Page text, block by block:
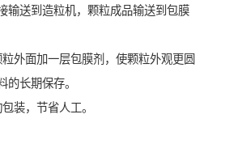
输送到造粒机，颗粒成品输送到包膜
外面加一层包膜剂，使颗粒外观更圆
的长期保存。
装，节省人工。